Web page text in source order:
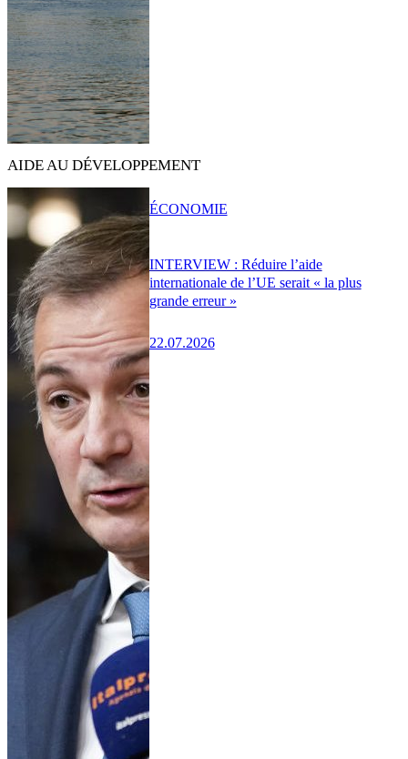
AIDE AU DÉVELOPPEMENT
INTERVIEW : Réduire l’aide
internationale de l’UE serait « la plus
grande erreur »
22.07.2026
ÉCONOMIE